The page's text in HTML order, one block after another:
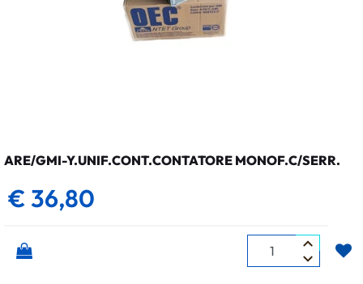
ARE/GMI-Y.UNIF.CONT.CONTATORE MONOF.C/SERR.
€ 36,80
Quantità